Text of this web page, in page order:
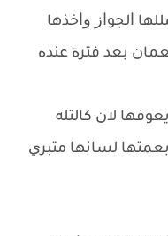
ﺍﻟﺠﻮﺍﺯ ﻭﺍﺧﺬﻫﺎ
ﺑﻌﺪ ﻓﺘﺮﺓ ﻋﻨﺪﻩ
ﻻﻥ ﻛﺎﻟﺘﻠﻪ
ﻟﺴﺎﻧﻬﺎ ﻣﺘﺒﺮﻱ